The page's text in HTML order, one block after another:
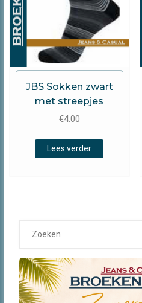
JBS
JBS Sokken zwart
met streepjes
€4.00
Lees verder